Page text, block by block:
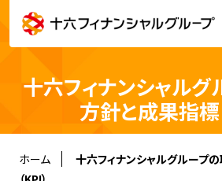
会社情報
株主・投資家情報
サステナビリティ
十六フィナンシャルグ
方針と成果指標
ホーム
十六フィナンシャルグループ